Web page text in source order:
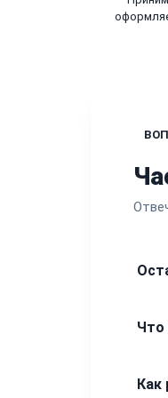
Что
Как